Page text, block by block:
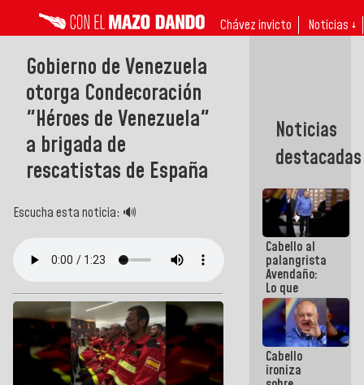
Chávez invicto Noticias ↓
Gobierno de Venezuela
otorga Condecoración
"Héroes de Venezuela"
a brigada de
rescatistas de España
Escucha esta noticia: 🔊
Noticias
destacadas
Cabello al
palangrista
Avendaño:
Lo que
vayas a
escribir
hazlo hoy
por que no
sabemos si
la semana
Cabello
ironiza